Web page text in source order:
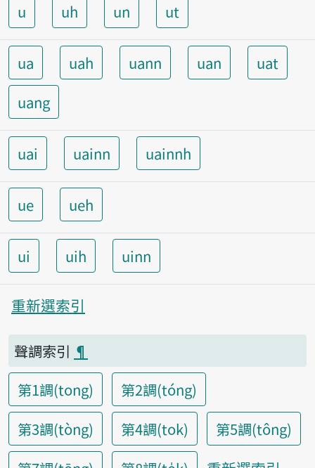
u uh un ut
ua uah uann uan
uat
uang
uai uainn uainnh
ue ueh
ui uih uinn
重新選索引
聲調索引 ¶
第1調(tong)
第2調(tóng)
第3調(tòng)
第4調(tok)
第5調(tông)